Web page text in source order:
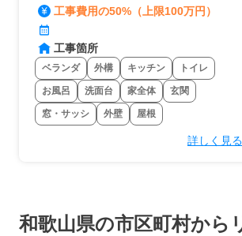
工事費用の50%（上限100万円）
工事箇所
ベランダ 外構 キッチン トイレ
お風呂 洗面台 家全体 玄関
窓・サッシ 外壁 屋根
詳しく見る
和歌山県の市区町村から